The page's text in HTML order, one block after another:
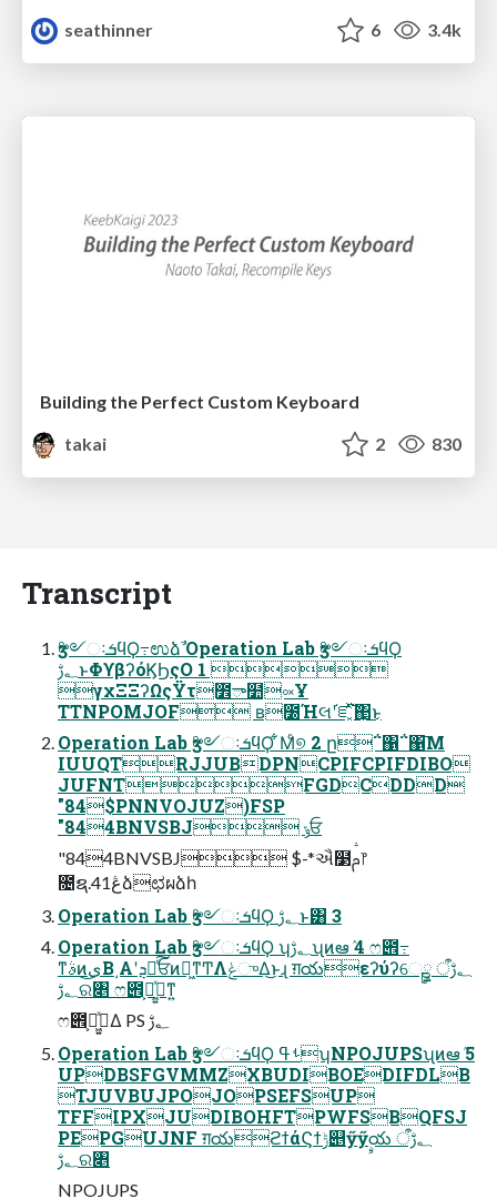
seathinner
6 3.4k
Building the Perfect Custom Keyboard
takai
2 830
Transcript
ӡ༻ઃܭϥϘ߹ಉձࣾ Operation Lab ӡ༻ઃܭϥϘ
؂ࢹͱΦϒβʔόϏϦςΟ 1 
γχΞΞʔΩςΫτ೾ా໺༟Ұ
TTNPOMJOF ʙ೰Ήલʹ֬ೝ͓ͯ͘͠΂͖͜ͱ
Operation Lab ӡ༻ઃܭϥϘ ͋Μͨ୭ 2 ը΅΁΅΁͞Μ
IUUQTRJJUBDPNCPIFCPIFDIBO
JUFNTFGDCDDD
"84$PNNVOJUZ)FSP
"844BNVSBJ ݸਓ
"844BNVSBJ $-*ઐ໳ࢧ෦
೔ຊ.41ڠձಛผձһ
Operation Lab ӡ༻ઃܭϥϘ ؂ࢹͱ͸ 3
Operation Lab ӡ༻ઃܭϥϘ ʮ؂ࢹʯͷఆٛ 4 ෆ౎߹
ͳࣄͷى͜Β͵Α͏ʹܯռͯ͠ਓͷಈ͖ͳͲΛݟுΔ͜ͱɻ ग़యεʔύʔେࣙྛ ؂ࢹऀ
؂ࢹର৅ ෆ౎߹͕ى͖͍ͯͳ͍
ෆ౎߹͕ى͖͍ͯΔ PS ؂ࢹ
Operation Lab ӡ༻ઃܭϥϘ ࢀߟʮNPOJUPSʯͷఆٛ 5
UPDBSFGVMMZXBUDIBOEDIFDLB
TJUVBUJPOJOPSEFSUP
TFFIPXJUDIBOHFTPWFSBQFSJ
PEPGUJNF ग़యϩϯάϚϯݱ୅ӳӳࣙయ ؂ࢹऀ
؂ࢹର৅
NPOJUPS